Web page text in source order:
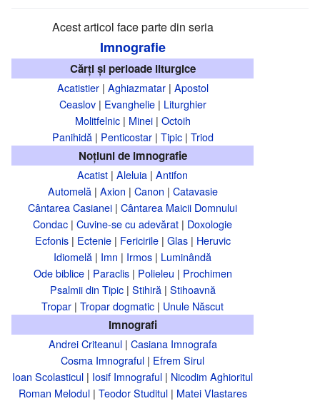
Acest articol face parte din seria
Imnografie
Cărți și perioade liturgice
Acatistier| Aghiazmatar| Apostol
Ceaslov| Evanghelie| Liturghier
Molitfelnic| Minei| Octoih
Panihidă| Penticostar| Tipic| Triod
Noțiuni de imnografie
Acatist | Aleluia | Antifon
Automelă| Axion | Canon | Catavasie
Cântarea Casianei | Cântarea Maicii Domnului
Condac | Cuvine-se cu adevărat | Doxologie
Ecfonis| Ectenie| Fericirile| Glas| Heruvic
Idiomelă | Imn | Irmos | Luminândă
Ode biblice| Paraclis| Polieleu | Prochimen
Psalmii din Tipic| Stihiră| Stihoavnă
Tropar | Tropar dogmatic | Unule Născut
Imnografi
Andrei Criteanul| Casiana Imnografa
Cosma Imnograful | Efrem Sirul
Ioan Scolasticul | Iosif Imnograful | Nicodim Aghioritul
Roman Melodul| Teodor Studitul| Matei Vlastares